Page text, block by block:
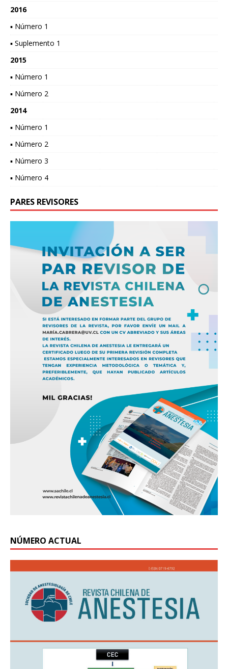
2016
▪ Número 1
▪ Suplemento 1
2015
▪ Número 1
▪ Número 2
2014
▪ Número 1
▪ Número 2
▪ Número 3
▪ Número 4
PARES REVISORES
NÚMERO ACTUAL